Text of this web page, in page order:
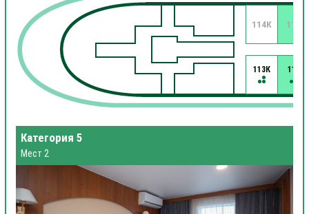
111
112
113К
114К
Категория 5
Мест 2